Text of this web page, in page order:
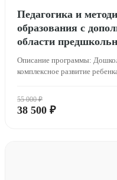
Педагогика и
образования с
области
Описание программы:
комплексное развитие
55 000 ₽
38 500 ₽